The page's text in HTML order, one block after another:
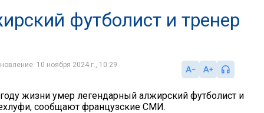
футболист и тренер
10 ноября 2024 г., 10:29
жизни умер легендарный алжирский футболист и
сообщают французские СМИ.